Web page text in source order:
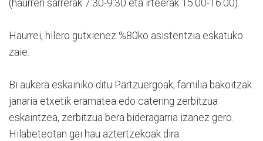
(haurren sarrerak 7:30-9:30 eta irteerak 15:00-16:00).
Haurrei, hilero gutxienez %80ko asistentzia eskatuko
zaie.
Bi aukera eskainiko ditu Partzuergoak; familia bakoitzak
janaria etxetik eramatea edo catering zerbitzua
eskaintzea, zerbitzua bera bideragarria izanez gero.
Hilabeteotan gai hau aztertzekoak dira.